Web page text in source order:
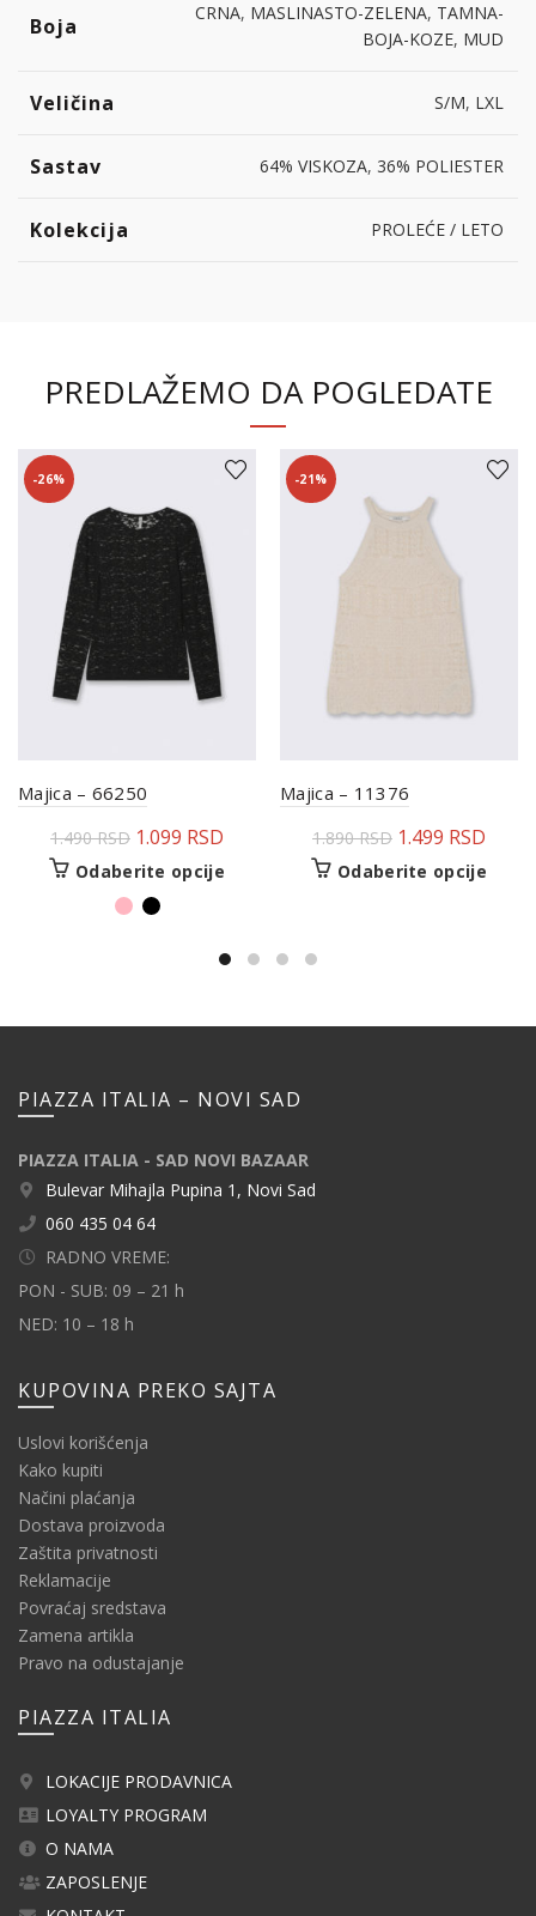
Boja
CRNA, MASLINASTO-ZELENA, TAMNA-
BOJA-KOZE, MUD
Veličina S/M, LXL
Sastav 64% VISKOZA, 36% POLIESTER
Kolekcija PROLEĆE / LETO
PREDLAŽEMO DA POGLEDATE
-26%
Majica – 66250
1.490RSD 1.099 RSD
Odaberite opcije
-21%
Majica – 11376
1.890RSD 1.499 RSD
Odaberite opcije
PIAZZA ITALIA – NOVI SAD
PIAZZA ITALIA - SAD NOVI BAZAAR
Bulevar Mihajla Pupina 1, Novi Sad
060 435 04 64
RADNO VREME:
PON - SUB: 09 – 21 h
NED: 10 – 18 h
KUPOVINA PREKO SAJTA
Uslovi korišćenja
Kako kupiti
Načini plaćanja
Dostava proizvoda
Zaštita privatnosti
Reklamacije
Povraćaj sredstava
Zamena artikla
Pravo na odustajanje
PIAZZA ITALIA
LOKACIJE PRODAVNICA
LOYALTY PROGRAM
O NAMA
ZAPOSLENJE